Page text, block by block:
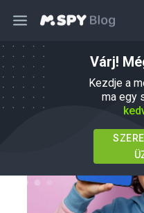
Várj!
Kezdje a
ma egy